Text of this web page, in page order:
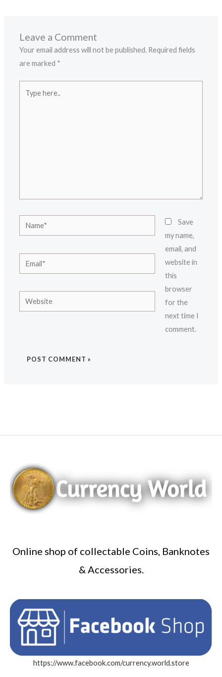
Leave a Comment
Your email address will not be published. Required fields
are marked *
Name*
Email*
Website
Save
my name,
email, and
website in
this
browser
for the
next time I
comment.
Online shop of collectable Coins, Banknotes
& Accessories.
https://www.facebook.com/currency.world.store